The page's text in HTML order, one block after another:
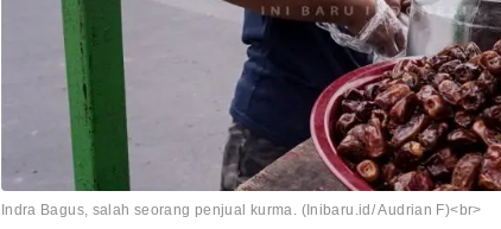
Indra Bagus, salah seorang penjual kurma. (Inibaru.id/ Audrian F)<br>